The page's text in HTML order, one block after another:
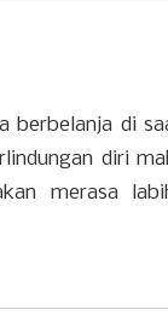
berbelanja di
diri
merasa